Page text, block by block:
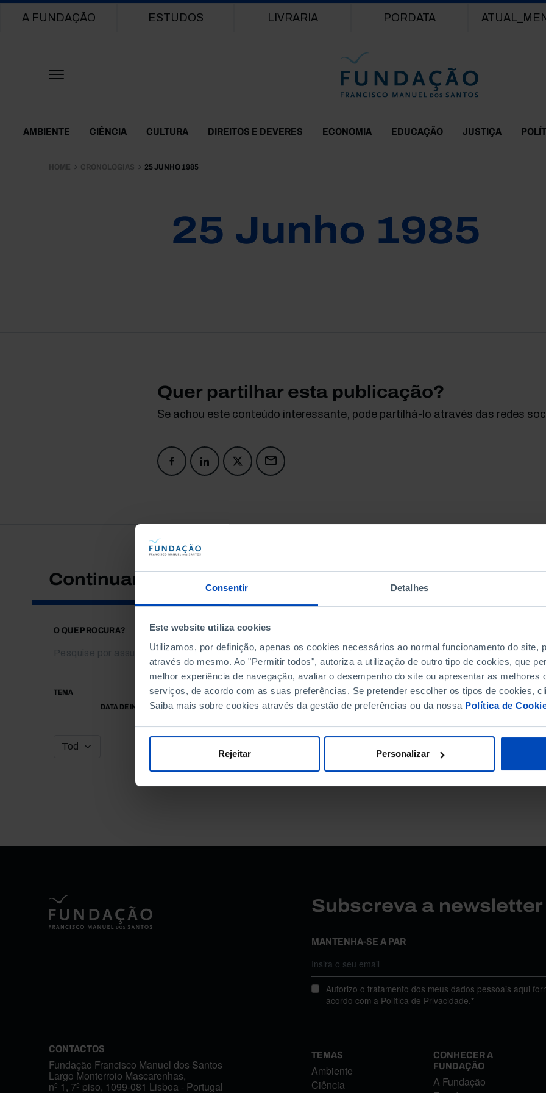
Consentir Detalhes
Este website utiliza cookies
Utilizamos, por definição, apenas os cookies necessários ao normal funcionamento do site,
através do mesmo. Ao "Permitir todos", autoriza a utilização de outro tipo de cookies, que
melhor experiência de navegação, avaliar o desempenho do site ou apresentar as melhores
serviços, de acordo com as suas preferências. Se pretender escolher os tipos de cookies,
Saiba mais sobre cookies através da gestão de preferências ou da nossa Política de
Rejeitar Personalizar
Main navigation
A FUNDAÇÃO ESTUDOS LIVRARIA PORDATA
Themes Menu
AMBIENTE CIÊNCIA CULTURA DIREITOS E DEVERES ECONOMIA EDUCAÇÃO JUSTIÇA
HOME CRONOLOGIAS 25 JUNHO 1985
25 Junho 1985
Quer partilhar esta publicação?
Se achou este conteúdo interessante, pode partilhá-lo através das redes
Continuar a pesquisar
O QUE PROCURA?
TEMA
DATA DE INÍCIO
DATA DE FIM
Subscreva a
MANTENHA-SE A PAR
Autorizo o tratamento dos meus dados pessoais aqui
acordo com a Política de Privacidade.*
CONTACTOS
Fundação Francisco Manuel dos Santos
Largo Monterroio Mascarenhas,
nº 1, 7º piso, 1099-081 Lisboa - Portugal
TEMAS
Ambiente
Ciência
CONHECER A
FUNDAÇÃO
A Fundação